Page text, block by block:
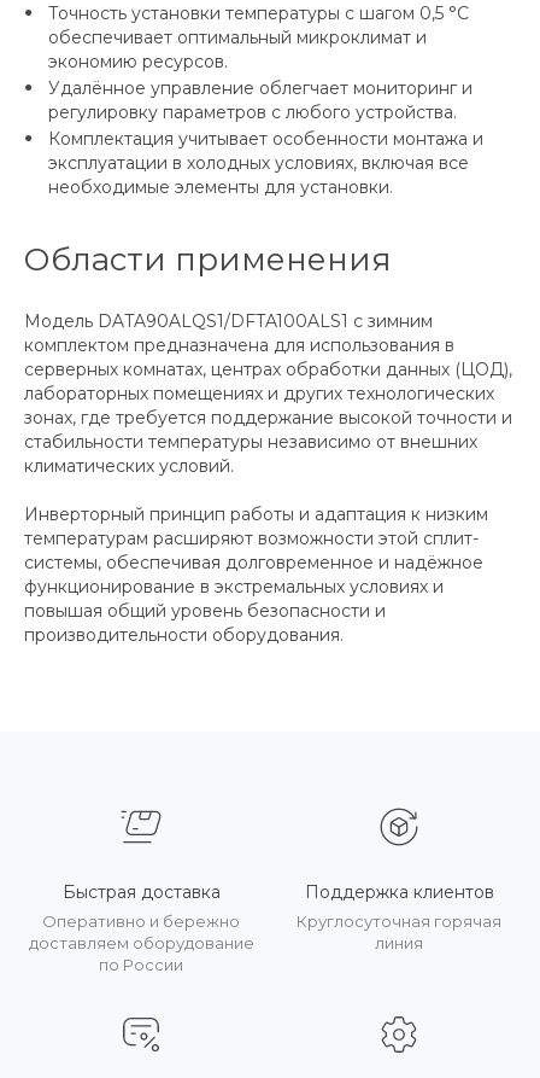
Точность установки температуры с шагом 0,5 °C
обеспечивает оптимальный микроклимат и
экономию ресурсов.
Удалённое управление облегчает мониторинг и
регулировку параметров с любого устройства.
Комплектация учитывает особенности монтажа и
эксплуатации в холодных условиях, включая все
необходимые элементы для установки.
Области применения
Модель DATA90ALQS1/DFTA100ALS1 с зимним
комплектом предназначена для использования в
серверных комнатах, центрах обработки данных (ЦОД),
лабораторных помещениях и других технологических
зонах, где требуется поддержание высокой точности и
стабильности температуры независимо от внешних
климатических условий.
Инверторный принцип работы и адаптация к низким
температурам расширяют возможности этой сплит-
системы, обеспечивая долговременное и надёжное
функционирование в экстремальных условиях и
повышая общий уровень безопасности и
производительности оборудования.
Быстрая доставка
Оперативно и бережно
доставляем оборудование
по России
Поддержка клиентов
Круглосуточная горячая
линия